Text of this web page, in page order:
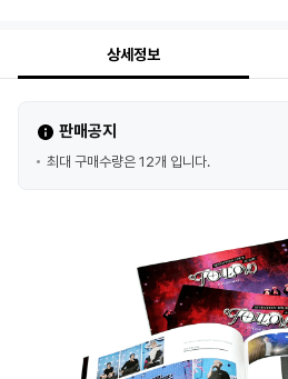
상세정보
판매공지
최대 구매수량은 12개 입니다.